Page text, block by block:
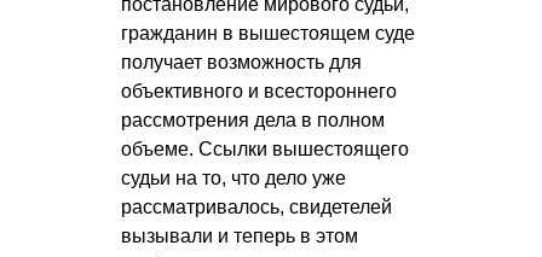
гражданин в вышестоящем суде
получает возможность для
объективного и всестороннего
рассмотрения дела в полном
объеме. Ссылки вышестоящего
судьи на то, что дело уже
рассматривалось, свидетелей
вызывали и теперь в этом